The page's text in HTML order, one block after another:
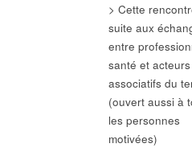
> Cette
suite aux
entre
santé et acteurs
associatifs du
(ouvert aussi à
les personnes
motivées)